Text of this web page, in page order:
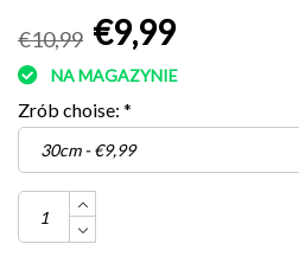
€10,99 €9,99
NA MAGAZYNIE
Zrób choise: *